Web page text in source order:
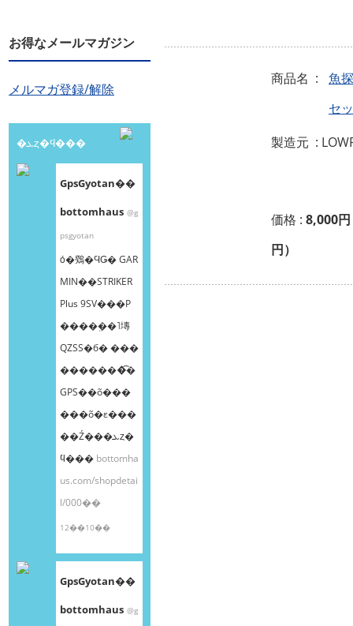
お得なメールマガジン
メルマガ登録/解除
�ܥȥ�ϥ���
GpsGyotan��
bottomhaus @g
psgyotan
ȯ�䳫�ϤǤ� GAR
MIN��STRIKER
Plus 9SV���Ρ
����ܸ��˥塼
QZSS�б� ���
�������͡�
GPS��õ���
���õ�ε���
��Ź���ܥȥ�
ϥ��� bottomha
us.com/shopdetai
l/000��
12��10��
GpsGyotan��
bottomhaus @g
商品名 :
魚
セ
製造元 :
価格 : 8,000
円）